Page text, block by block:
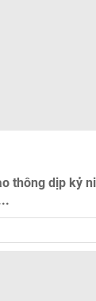
thông dịp kỷ